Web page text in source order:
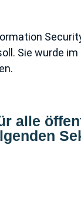
Sie wurde
alle